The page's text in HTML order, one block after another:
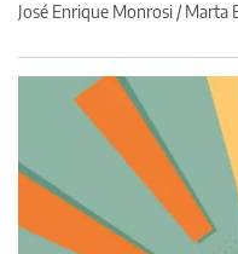
José Enrique Monrosi / Marta